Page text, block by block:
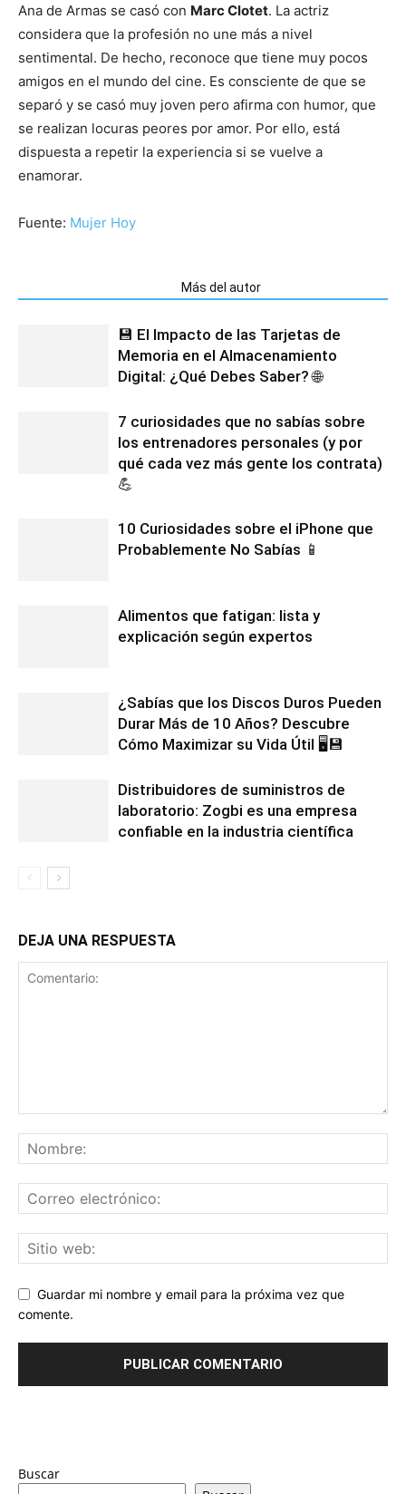
Ana de Armas se casó con Marc Clotet. La actriz
considera que la profesión no une más a nivel
sentimental. De hecho, reconoce que tiene muy pocos
amigos en el mundo del cine. Es consciente de que se
separó y se casó muy joven pero afirma con humor, que
se realizan locuras peores por amor. Por ello, está
dispuesta a repetir la experiencia si se vuelve a
enamorar.
Fuente: Mujer Hoy
Más del autor
💾 El Impacto de las Tarjetas de
Memoria en el Almacenamiento
Digital: ¿Qué Debes Saber? 🌐
7 curiosidades que no sabías sobre
los entrenadores personales (y por
qué cada vez más gente los contrata)
💪
10 Curiosidades sobre el iPhone que
Probablemente No Sabías 📱
Alimentos que fatigan: lista y
explicación según expertos
¿Sabías que los Discos Duros Pueden
Durar Más de 10 Años? Descubre
Cómo Maximizar su Vida Útil 🖥️💾
Distribuidores de suministros de
laboratorio: Zogbi es una empresa
confiable en la industria científica
DEJA UNA RESPUESTA
Guardar mi nombre y email para la próxima vez que
comente.
Buscar